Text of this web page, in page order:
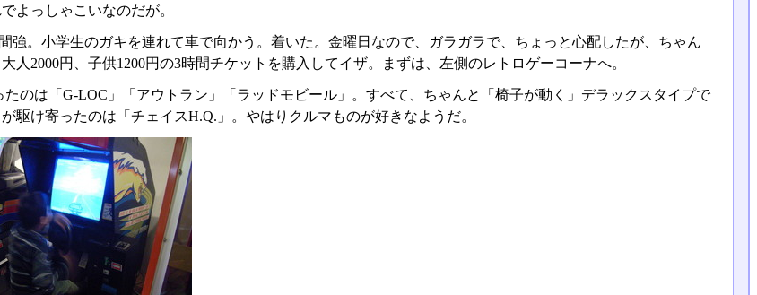
よっしゃこいなのだが。
強。小学生のガキを連れて車で向かう。着いた。金曜日なので、ガラガラで、ちょっと心配したが、ちゃん
人2000円、子供1200円の3時間チケットを購入してイザ。まずは、左側のレトロゲーコーナへ。
たのは「G-LOC」「アウトラン」「ラッドモビール」。すべて、ちゃんと「椅子が動く」デラックスタイプで
駆け寄ったのは「チェイスH.Q.」。やはりクルマものが好きなようだ。